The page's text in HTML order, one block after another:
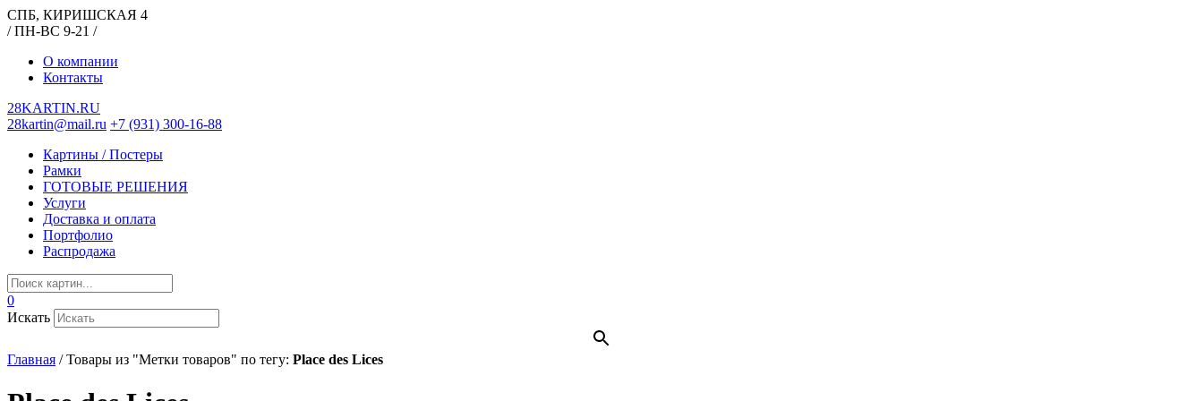
СПБ, КИРИШСКАЯ 4
/ ПН-ВС 9-21 /
О компании
Контакты
28KARTIN.RU
28kartin@mail.ru +7 (931) 300-16-88
Картины / Постеры
Рамки
ГОТОВЫЕ РЕШЕНИЯ
Услуги
Доставка и оплата
Портфолио
Распродажа
0
Искать
Главная /Товары из "Метки товаров" по тегу: Place des Lices